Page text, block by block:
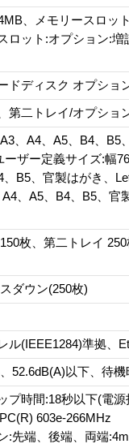
、メモリースロッ
ロット:オプション:
ドディスク オプショ
第二トレイ/オプショ
、A4、A5、B4、B5
ーザー定義サイズ:幅
、B5、官製はがき、
A4、A5、B4、B5、
枚、第二トレイ
ダウン(250枚)
ル(IEEE1284)準拠、
52.6dB(A)以下、待
プ時間:18秒以下(電
603e-266MHz
:先端、後端、両端